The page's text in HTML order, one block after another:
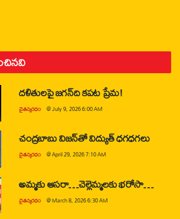
దళితులపై జగన్‌ది కపట ప్రేమ!
చైతన్యరధం @July 9, 2026 6:00 AM
చంద్రబాబు విజన్‌తో విద్యుత్ ధగధగలు
చైతన్యరధం @April 29, 2026 7:10 AM
అమ్మకు ఆసరా…చెల్లెమ్మలకు భరోసా…
చైతన్యరధం @March 8, 2026 6:30 AM